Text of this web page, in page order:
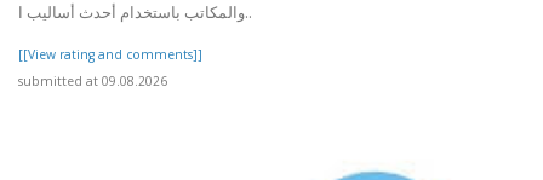
والمكاتب باستخدام أحدث أساليب ا..
[[View rating and comments]]
submitted at 09.08.2026